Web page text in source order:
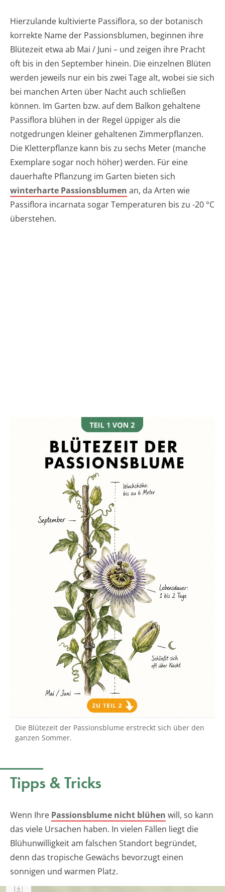
Hierzulande kultivierte Passiflora, so der botanisch
korrekte Name der Passionsblumen, beginnen ihre
Blütezeit etwa ab Mai / Juni – und zeigen ihre Pracht
oft bis in den September hinein. Die einzelnen Blüten
werden jeweils nur ein bis zwei Tage alt, wobei sie sich
bei manchen Arten über Nacht auch schließen
können. Im Garten bzw. auf dem Balkon gehaltene
Passiflora blühen in der Regel üppiger als die
notgedrungen kleiner gehaltenen Zimmerpflanzen.
Die Kletterpflanze kann bis zu sechs Meter (manche
Exemplare sogar noch höher) werden. Für eine
dauerhafte Pflanzung im Garten bieten sich
winterharte Passionsblumen an, da Arten wie
Passiflora incarnata sogar Temperaturen bis zu -20 °C
überstehen.
Die Blütezeit der Passionsblume erstreckt sich über den
ganzen Sommer.
Tipps & Tricks
Wenn Ihre Passionsblume nicht blühen will, so kann
das viele Ursachen haben. In vielen Fällen liegt die
Blühunwilligkeit am falschen Standort begründet,
denn das tropische Gewächs bevorzugt einen
sonnigen und warmen Platz.